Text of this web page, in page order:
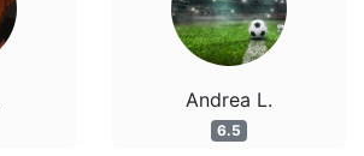
Andrea L.
6.5